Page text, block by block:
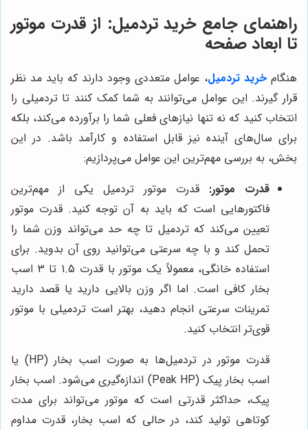
راهنمای جامع خرید تردمیل: از قدرت موتور
تا ابعاد صفحه
هنگام خرید تردمیل، عوامل متعددی وجود دارند که باید مد نظر
قرار گیرند. این عوامل می‌توانند به شما کمک کنند تا تردمیلی را
انتخاب کنید که نه تنها نیازهای فعلی شما را برآورده می‌کند، بلکه
برای سال‌های آینده نیز قابل استفاده و کارآمد باشد. در این
بخش، به بررسی مهم‌ترین این عوامل می‌پردازیم:
قدرت موتور: قدرت موتور تردمیل یکی از مهم‌ترین
فاکتورهایی است که باید به آن توجه کنید. قدرت موتور
تعیین می‌کند که تردمیل تا چه حد می‌تواند وزن شما را
تحمل کند و با چه سرعتی می‌توانید روی آن بدوید. برای
استفاده خانگی، معمولاً یک موتور با قدرت 1.5 تا 3 اسب
بخار کافی است. اما اگر وزن بالایی دارید یا قصد دارید
تمرینات سرعتی انجام دهید، بهتر است تردمیلی با موتور
قوی‌تر انتخاب کنید.
قدرت موتور در تردمیل‌ها به صورت اسب بخار (HP) یا
اسب بخار پیک (Peak HP) اندازه‌گیری می‌شود. اسب بخار
پیک، حداکثر قدرتی است که موتور می‌تواند برای مدت
کوتاهی تولید کند، در حالی که اسب بخار، قدرت مداوم